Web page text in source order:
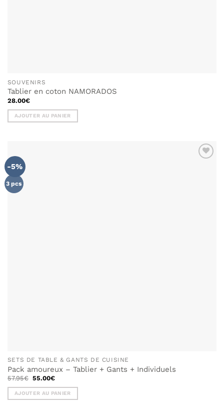
SOUVENIRS
Tablier en coton NAMORADOS
28.00€
AJOUTER AU PANIER
-5%
3 pcs
SETS DE TABLE & GANTS DE CUISINE
Pack amoureux – Tablier + Gants + Individuels
57.95€ Le
initial
était :
57.95€.
55.00€Le
actuel
est :
55.00€.
AJOUTER AU PANIER